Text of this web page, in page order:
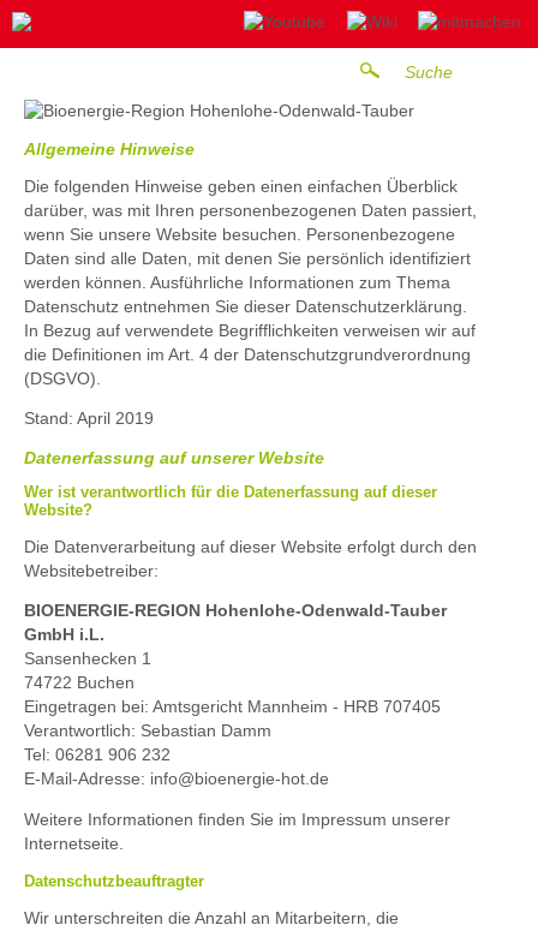
Allgemeine Hinweise
Die folgenden Hinweise geben einen einfachen Überblick
darüber, was mit Ihren personenbezogenen Daten passiert,
wenn Sie unsere Website besuchen. Personenbezogene
Daten sind alle Daten, mit denen Sie persönlich identifiziert
werden können. Ausführliche Informationen zum Thema
Datenschutz entnehmen Sie dieser Datenschutzerklärung.
In Bezug auf verwendete Begrifflichkeiten verweisen wir auf
die Definitionen im Art. 4 der Datenschutzgrundverordnung
(DSGVO).
Stand: April 2019
Datenerfassung auf unserer Website
Wer ist verantwortlich für die Datenerfassung auf dieser
Website?
Die Datenverarbeitung auf dieser Website erfolgt durch den
Websitebetreiber:
BIOENERGIE-REGION Hohenlohe-Odenwald-Tauber
GmbH i.L.
Sansenhecken 1
74722 Buchen
Eingetragen bei: Amtsgericht Mannheim - HRB 707405
Verantwortlich: Sebastian Damm
Tel: 06281 906 232
E-Mail-Adresse: info@bioenergie-hot.de
Weitere Informationen finden Sie im Impressum unserer
Internetseite.
Datenschutzbeauftragter
Wir unterschreiten die Anzahl an Mitarbeitern, die